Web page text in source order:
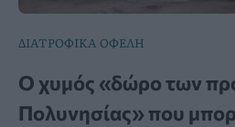
ΔΙΑΤΡΟΦΙΚΑ ΟΦΕΛΗ
Ο χυμός «δώρο των
Πολυνησίας» που